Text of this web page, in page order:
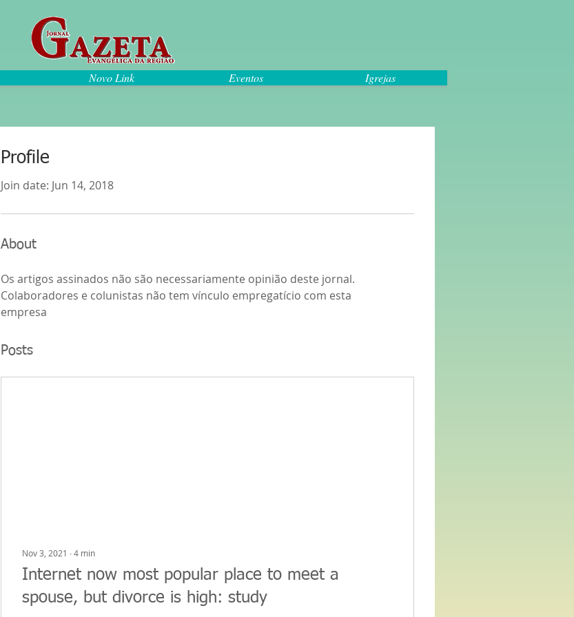
Novo Link Eventos Igrejas
Profile
Join date: Jun 14, 2018
About
Os artigos assinados não são necessariamente opinião deste jornal.
Colaboradores e colunistas não tem vínculo empregatício com esta
empresa
Posts
Nov 3, 2021 ∙4 min
Internet now most popular place to meet a
spouse, but divorce is high: study